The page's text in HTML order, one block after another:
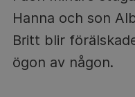
Hanna och son
Britt blir
ögon av någon.